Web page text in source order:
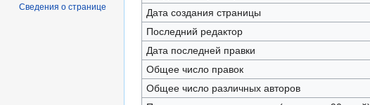
Дата создания страницы
Последний редактор
Дата последней правки
Общее число правок
Общее число различных авторов
Сведения о странице